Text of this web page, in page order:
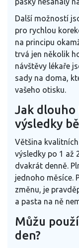
Další možností
pro rychlou
na principu
trvá jen několik
návštěvy lékaře
sady na doma,
vašeho otisku.
Jak
výsledky
Většina
výsledky po 1 až
dvakrát denně.
jednoho měsíce.
změnu, je
a pasta na ně
Můžu
den?